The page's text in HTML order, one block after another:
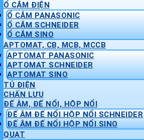
Ổ CẮM ĐIỆN
Ổ CẮM PANASONIC
Ổ CẮM SCHNEIDER
Ổ CẮM SINO
APTOMAT, CB, MCB, MCCB
APTOMAT PANASONIC
APTOMAT SCHNEIDER
APTOMAT SINO
TỦ ĐIỆN
CHẤN LƯU
ĐẾ ÂM, ĐẾ NỔI, HỘP NỔI
ĐẾ ÂM ĐẾ NỔI HỘP NỔI SCHNEIDER
ĐẾ ÂM ĐẾ NỔI HỘP NỔI SINO
QUẠT